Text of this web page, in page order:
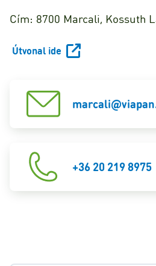
Cím: 8700 Marcali, Kossuth
Útvonal ide
+36 20 219 8975